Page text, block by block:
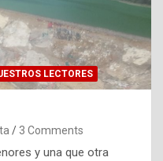
LECTORES
3 Comments
y una que otra